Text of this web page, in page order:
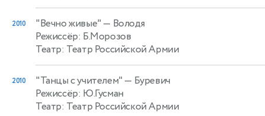
2010 "Вечно живые" — Володя
Режиссёр: Б.Морозов
Театр: Театр Российской Армии
2010 "Танцы с учителем" — Буревич
Режиссёр: Ю.Гусман
Театр: Театр Российской Армии